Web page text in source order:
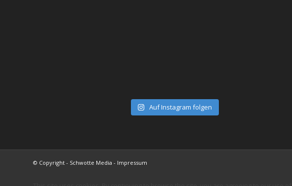
Auf Instagram folgen
© Copyright - Schwotte Media - Impressum